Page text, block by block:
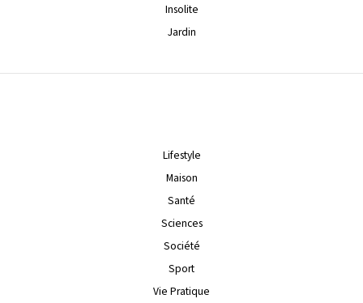
Insolite
Jardin
Lifestyle
Maison
Santé
Sciences
Société
Sport
Vie Pratique